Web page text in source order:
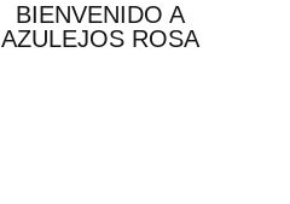
BIENVENIDO A
AZULEJOS ROSA